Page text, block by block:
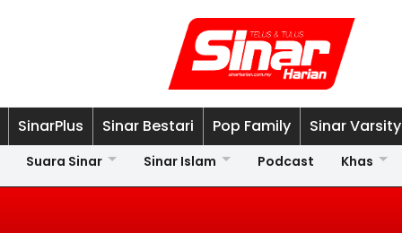
SinarPlus Sinar Bestari Pop Family Sinar Varsity
Suara Sinar Sinar Islam Podcast Khas